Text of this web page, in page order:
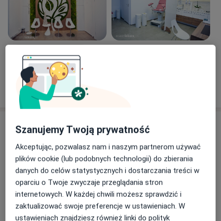
Zobacz galerię (5)
Pokaż więcej
Usługi i ceny
Konsultacja ginekologiczna
Od 320 zł Szczegóły Umów wizytę
Antykoncepcja
320 zł Szczegóły Umów wizytę
Szanujemy Twoją prywatność
Akceptując, pozwalasz nam i naszym partnerom używać
plików cookie (lub podobnych technologii) do zbierania
danych do celów statystycznych i dostarczania treści w
oparciu o Twoje zwyczaje przeglądania stron
internetowych. W każdej chwili możesz sprawdzić i
zaktualizować swoje preferencje w ustawieniach. W
ustawieniach znajdziesz również linki do polityk